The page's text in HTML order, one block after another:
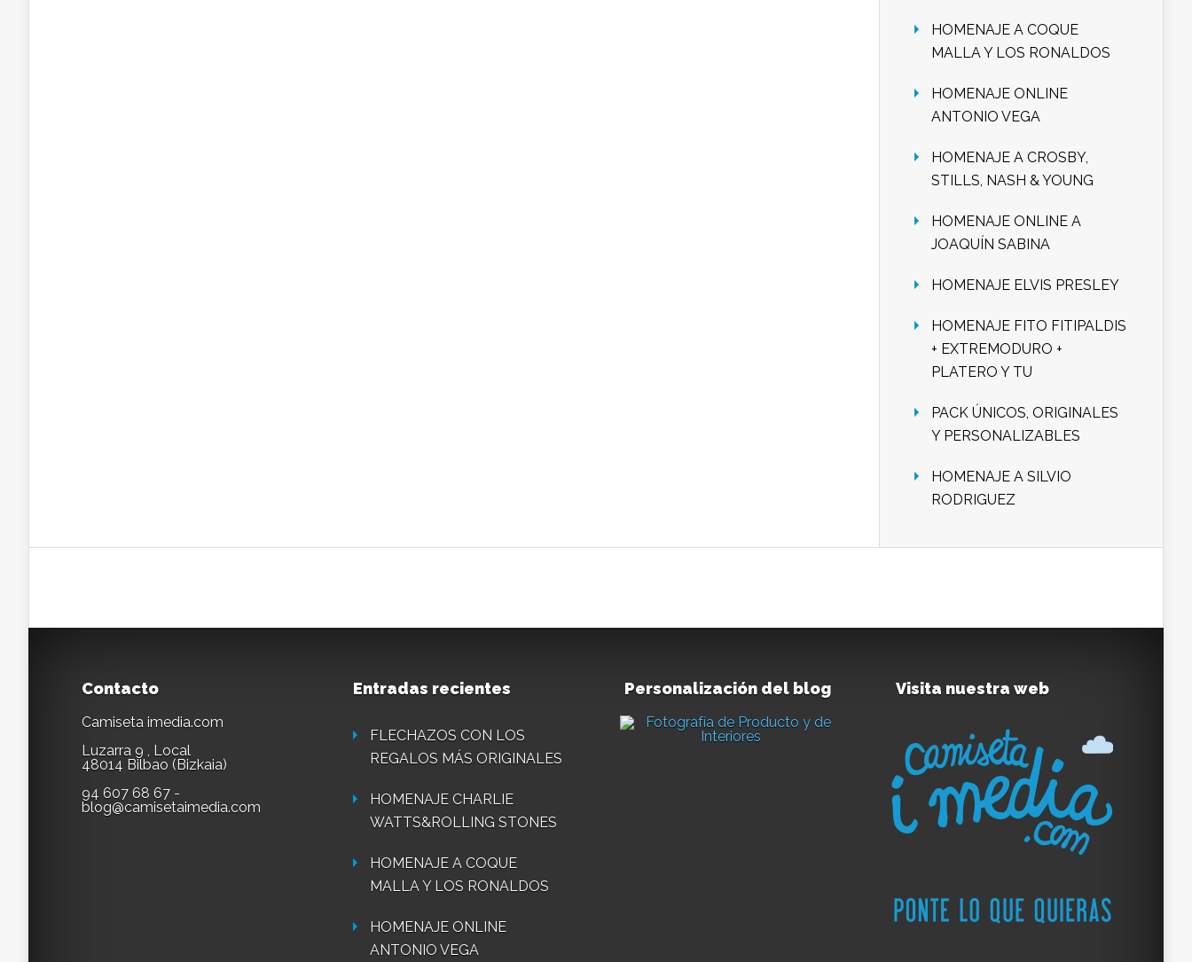
HOMENAJE A COQUE
MALLA Y LOS RONALDOS
HOMENAJE ONLINE
ANTONIO VEGA
HOMENAJE A CROSBY,
STILLS, NASH & YOUNG
HOMENAJE ONLINE A
JOAQUÍN SABINA
HOMENAJE ELVIS PRESLEY
HOMENAJE FITO FITIPALDIS
+ EXTREMODURO +
PLATERO Y TU
PACK ÚNICOS, ORIGINALES
Y PERSONALIZABLES
HOMENAJE A SILVIO
RODRIGUEZ
Contacto
Camiseta imedia.com
Luzarra 9 , Local
48014 Bilbao (Bizkaia)
94 607 68 67 -
blog@camisetaimedia.com
Entradas recientes
FLECHAZOS CON LOS
REGALOS MÁS ORIGINALES
HOMENAJE CHARLIE
WATTS&ROLLING STONES
HOMENAJE A COQUE
MALLA Y LOS RONALDOS
HOMENAJE ONLINE
ANTONIO VEGA
Personalización del blog Visita nuestra web